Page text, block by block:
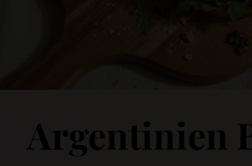
Argentinien